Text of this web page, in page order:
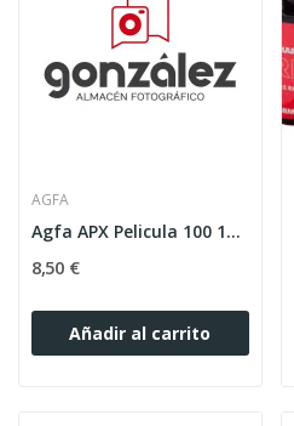
AGFA
Agfa APX Pelicula 100 135/36
8,50 €
Añadir al carrito